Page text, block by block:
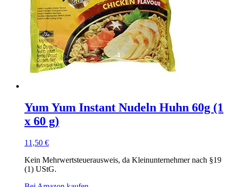
Yum Yum Instant Nudeln Huhn 60g (1
x 60 g)
11,50 €
Kein Mehrwertsteuerausweis, da Kleinunternehmer nach §19
(1) UStG.